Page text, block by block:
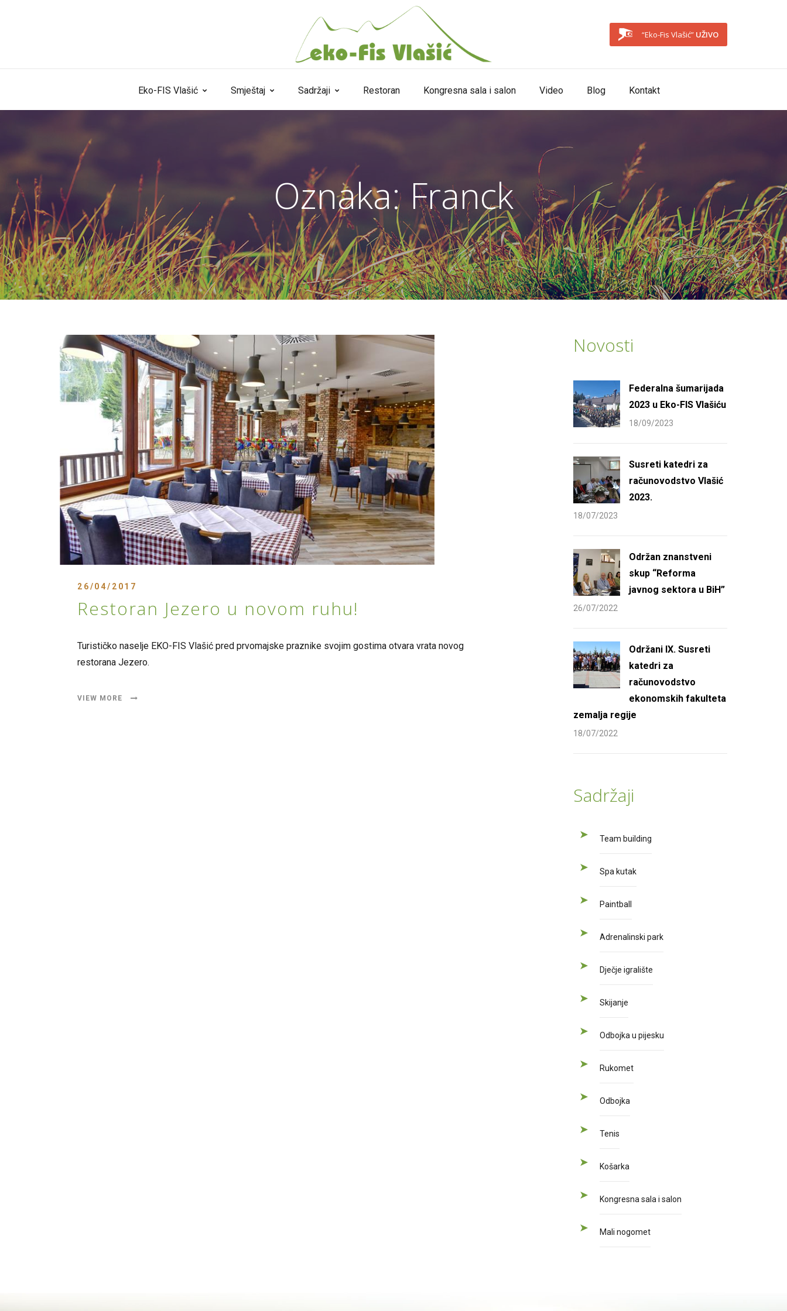
“Eko-Fis Vlašić” UŽIVO
Eko-FIS Vlašić Smještaj Sadržaji Restoran Kongresna sala i salon Video Blog Kontakt
Oznaka: Franck
26/04/2017
Restoran Jezero u novom ruhu!
Turističko naselje EKO-FIS Vlašić pred prvomajske praznike svojim gostima otvara vrata novog
restorana Jezero.
VIEW MORE
Novosti
Federalna šumarijada
2023 u Eko-FIS Vlašiću
18/09/2023
Susreti katedri za
računovodstvo Vlašić
2023.
18/07/2023
Održan znanstveni
skup “Reforma
javnog sektora u BiH”
26/07/2022
Održani IX. Susreti
katedri za
računovodstvo
ekonomskih fakulteta
zemalja regije
18/07/2022
Sadržaji
Team building
Spa kutak
Paintball
Adrenalinski park
Dječje igralište
Skijanje
Odbojka u pijesku
Rukomet
Odbojka
Tenis
Košarka
Kongresna sala i salon
Mali nogomet